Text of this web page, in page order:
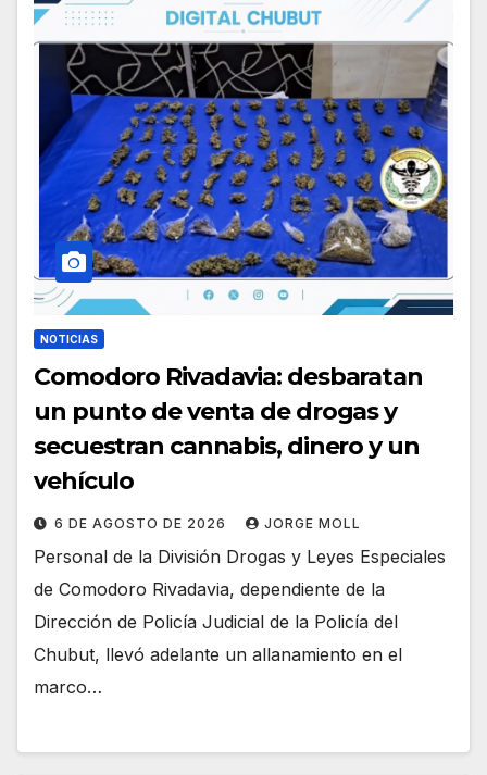
NOTICIAS
Comodoro Rivadavia: desbaratan
un punto de venta de drogas y
secuestran cannabis, dinero y un
vehículo
6 DE AGOSTO DE 2026 JORGE MOLL
Personal de la División Drogas y Leyes Especiales
de Comodoro Rivadavia, dependiente de la
Dirección de Policía Judicial de la Policía del
Chubut, llevó adelante un allanamiento en el
marco…